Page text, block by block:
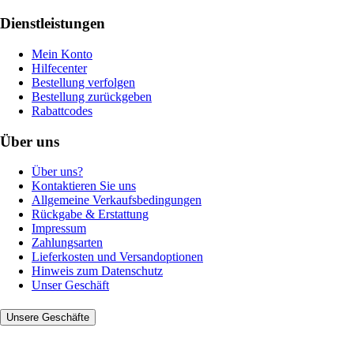
Dienstleistungen
Mein Konto
Hilfecenter
Bestellung verfolgen
Bestellung zurückgeben
Rabattcodes
Über uns
Über uns?
Kontaktieren Sie uns
Allgemeine Verkaufsbedingungen
Rückgabe & Erstattung
Impressum
Zahlungsarten
Lieferkosten und Versandoptionen
Hinweis zum Datenschutz
Unser Geschäft
Unsere Geschäfte